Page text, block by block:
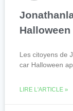
Halloween
Les citoyens de
car Halloween
LIRE L'ARTICLE »